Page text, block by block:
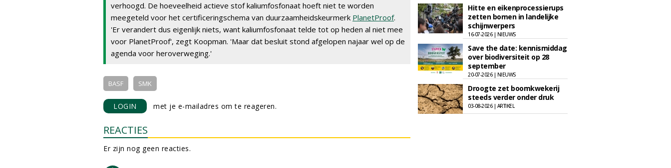
verhoogd. De hoeveelheid actieve stof kaliumfosfonaat hoeft niet te worden
meegeteld voor het certificeringschema van duurzaamheidskeurmerk PlanetProof.
'Er verandert dus eigenlijk niets, want kaliumfosfonaat telde tot op heden al niet mee
voor PlanetProof', zegt Koopman. 'Maar dat besluit stond afgelopen najaar wel op de
agenda voor heroverweging.'
BASF SMK
LOGIN met je e-mailadres om te reageren.
REACTIES
Er zijn nog geen reacties.
Hitte en eikenprocessierups
zetten bomen in landelijke
schijnwerpers
16-07-2026 | NIEUWS
Save the date: kennismiddag
over biodiversiteit op 28
september
20-07-2026 | NIEUWS
Droogte zet boomkwekerij
steeds verder onder druk
03-08-2026 | ARTIKEL